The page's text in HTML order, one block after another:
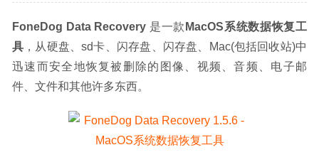
FoneDog Data Recovery 是一款 MacOS系统数据恢复工
具 ，从硬盘、sd卡、闪存盘、闪存盘、Mac(包括回收站)中
迅速而安全地恢复被删除的图像、视频、音频、电子邮
件、文件和其他许多东西。